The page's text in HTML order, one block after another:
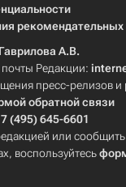
рекомендательных
Гаврилова А.В.
Редакции:
пресс-релизов и
обратной связи
7 (495) 645-6601
или
воспользуйтесь